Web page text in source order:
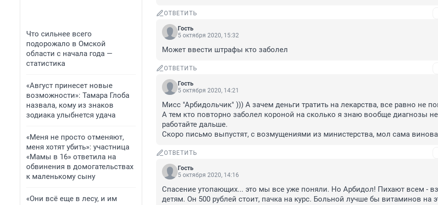
Что сильнее всего
подорожало в Омской
области с начала года —
статистика
«Август принесет новые
возможности»: Тамара Глоба
назвала, кому из знаков
зодиака улыбнется удача
«Меня не просто отменяют,
меня хотят убить»: участница
«Мамы в 16» ответила на
обвинения в домогательствах
к маленькому сыну
«Они всё еще в лесу, и им
ОТВЕТИТЬ
Гость
5 октября 2020, 15:32
Может ввести штрафы кто заболел
ОТВЕТИТЬ
Гость
5 октября 2020, 14:21
Мисс "Арбидольчик" ))) А зачем деньги тратить на лекарства, все равно не
А тем кто повторно заболел короной на сколько я знаю вообще диагнозы не
работайте дальше.
Скоро письмо выпустят, с возмущениями из министерства, мол сама
ОТВЕТИТЬ
Гость
5 октября 2020, 14:16
Спасение утопающих... это мы все уже поняли. Но Арбидол! Пихают всем -
детям. Он 500 рублей стоит, пачка на курс. Больной лучше бы витаминов на